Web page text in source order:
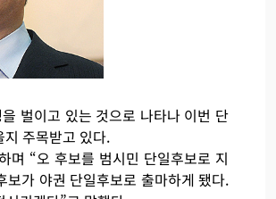
벌이고 있는 것으로 나타나 이번 단
주목받고 있다.
며 “오 후보를 범시민 단일후보로 지
가 야권 단일후보로 출마하게 됐다.